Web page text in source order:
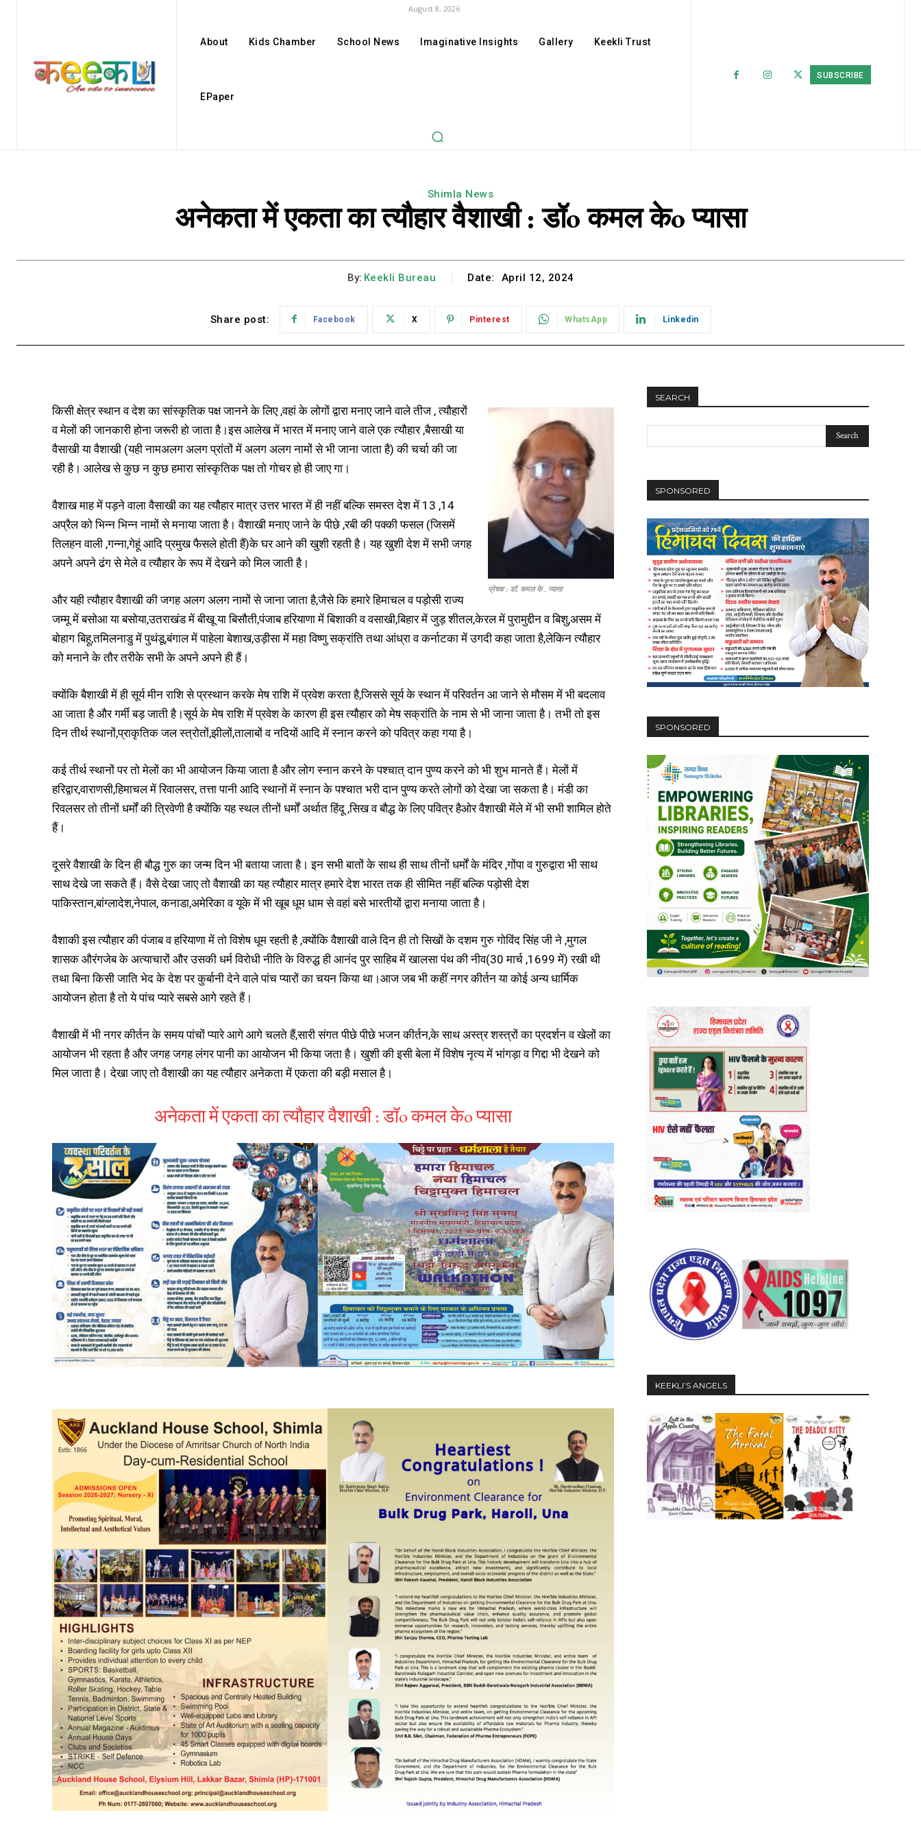
DAILY NEWS BULLETIN
August 8, 2026
About Kids Chamber School News Imaginative Insights Gallery Keekli Trust
EPaper
SUBSCRIBE
Shimla News
अनेकता में एकता का त्यौहार वैशाखी : डॉo कमल केo प्यासा
By: Keekli Bureau Date: April 12, 2024
Share post: Facebook X Pinterest WhatsApp Linkedin
प्रेषक : डॉ. कमल के . प्यासा
किसी क्षेत्र स्थान व देश का सांस्कृतिक पक्ष जानने के लिए ,वहां के लोगों द्वारा मनाए जाने वाले तीज , त्यौहारों
व मेलों की जानकारी होना जरूरी हो जाता है।इस आलेख में भारत में मनाए जाने वाले एक त्यौहार ,बैसाखी या
वैसाखी या वैशाखी (यही नामअलग अलग प्रांतों में अलग अलग नामों से भी जाना जाता है) की चर्चा की जा
रही है। आलेख से कुछ न कुछ हमारा सांस्कृतिक पक्ष तो गोचर हो ही जाए गा।
वैशाख माह में पड़ने वाला वैसाखी का यह त्यौहार मात्र उत्तर भारत में ही नहीं बल्कि समस्त देश में 13 ,14
अप्रैल को भिन्न भिन्न नामों से मनाया जाता है। वैशाखी मनाए जाने के पीछे ,रबी की पक्की फसल (जिसमें
तिलहन वाली ,गन्ना,गेहूं आदि प्रमुख फैसले होती हैं)के घर आने की खुशी रहती है। यह खुशी देश में सभी जगह
अपने अपने ढंग से मेले व त्यौहार के रूप में देखने को मिल जाती है।
और यही त्यौहार वैशाखी की जगह अलग अलग नामों से जाना जाता है,जैसे कि हमारे हिमाचल व पड़ोसी राज्य
जम्मू में बसोआ या बसोया,उतराखंड में बीखू या बिसौती,पंजाब हरियाणा में बिशाकी व वसाखी,बिहार में जुड़ शीतल,केरल में पुरामुद्दीन व बिशु,असम में
बोहाग बिहू,तमिलनाडु में पुथंडू,बंगाल में पाहेला बेशाख,उड़ीसा में महा विष्णु सक्रांति तथा आंध्रा व कर्नाटका में उगदी कहा जाता है,लेकिन त्यौहार
को मनाने के तौर तरीके सभी के अपने अपने ही हैं।
क्योंकि बैशाखी में ही सूर्य मीन राशि से प्रस्थान करके मेष राशि में प्रवेश करता है,जिससे सूर्य के स्थान में परिवर्तन आ जाने से मौसम में भी बदलाव
आ जाता है और गर्मी बड़ जाती है।सूर्य के मेष राशि में प्रवेश के कारण ही इस त्यौहार को मेष सक्रांति के नाम से भी जाना जाता है। तभी तो इस
दिन तीर्थ स्थानों,प्राकृतिक जल स्त्रोतों,झीलों,तालाबों व नदियों आदि में स्नान करने को पवित्र कहा गया है।
कई तीर्थ स्थानों पर तो मेलों का भी आयोजन किया जाता है और लोग स्नान करने के पश्चात् दान पुण्य करने को भी शुभ मानते हैं। मेलों में
हरिद्वार,वाराणसी,हिमाचल में रिवालसर, तत्ता पानी आदि स्थानों में स्नान के पश्चात भरी दान पुण्य करते लोगों को देखा जा सकता है। मंडी का
रिवलसर तो तीनों धर्मों की त्रिवेणी है क्योंकि यह स्थल तीनों धर्मों अर्थात हिंदू ,सिख व बौद्ध के लिए पवित्र हैओर वैशाखी मेंले में भी सभी शामिल होते
हैं।
दूसरे वैशाखी के दिन ही बौद्ध गुरु का जन्म दिन भी बताया जाता है। इन सभी बातों के साथ ही साथ तीनों धर्मों के मंदिर ,गोंपा व गुरुद्वारा भी साथ
साथ देखे जा सकते हैं। वैसे देखा जाए तो वैशाखी का यह त्यौहार मात्र हमारे देश भारत तक ही सीमित नहीं बल्कि पड़ोसी देश
पाकिस्तान,बांग्लादेश,नेपाल, कनाडा,अमेरिका व यूके में भी खूब धूम धाम से वहां बसे भारतीयों द्वारा मनाया जाता है।
वैशाकी इस त्यौहार की पंजाब व हरियाणा में तो विशेष धूम रहती है ,क्योंकि वैशाखी वाले दिन ही तो सिखों के दशम गुरु गोविंद सिंह जी ने ,मुगल
शासक औरंगजेब के अत्याचारों और उसकी धर्म विरोधी नीति के विरुद्ध ही आनंद पुर साहिब में खालसा पंथ की नीव(30 मार्च ,1699 में) रखी थी
तथा बिना किसी जाति भेद के देश पर कुर्बानी देने वाले पांच प्यारों का चयन किया था।आज जब भी कहीं नगर कीर्तन या कोई अन्य धार्मिक
आयोजन होता है तो ये पांच प्यारे सबसे आगे रहते हैं।
वैशाखी में भी नगर कीर्तन के समय पांचों प्यारे आगे आगे चलते हैं,सारी संगत पीछे पीछे भजन कीर्तन,के साथ अस्त्र शस्त्रों का प्रदर्शन व खेलों का
आयोजन भी रहता है और जगह जगह लंगर पानी का आयोजन भी किया जता है। खुशी की इसी बेला में विशेष नृत्य में भांगड़ा व गिद्दा भी देखने को
मिल जाता है। देखा जाए तो वैशाखी का यह त्यौहार अनेकता में एकता की बड़ी मसाल है।
अनेकता में एकता का त्यौहार वैशाखी : डॉo कमल केo प्यासा
SEARCH
SPONSORED
SPONSORED
KEEKLI’S ANGELS